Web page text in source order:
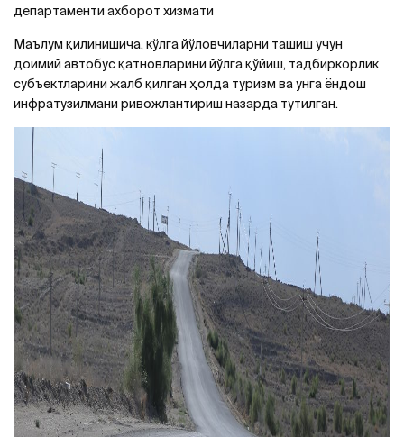
департаменти ахборот хизмати
Маълум қилинишича, кўлга йўловчиларни ташиш учун
доимий автобус қатновларини йўлга қўйиш, тадбиркорлик
субъектларини жалб қилган ҳолда туризм ва унга ёндош
инфратузилмани ривожлантириш назарда тутилган.